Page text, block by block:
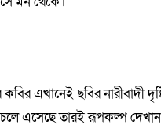
এখানেই ছবির নারীবাদী
চলে এসেছে তারই রূপকল্প